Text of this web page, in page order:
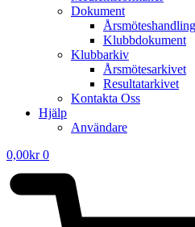
Dokument
Klubbdokument
Klubbarkiv
Årsmötesarkivet
Resultatarkivet
Kontakta Oss
Hjälp
Användare
0,00kr 0